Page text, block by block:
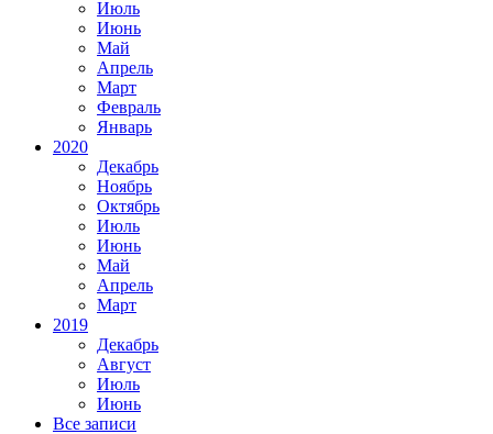
Июль
Июнь
Май
Апрель
Март
Февраль
Январь
2020
Декабрь
Ноябрь
Октябрь
Июль
Июнь
Май
Апрель
Март
2019
Декабрь
Август
Июль
Июнь
Все записи